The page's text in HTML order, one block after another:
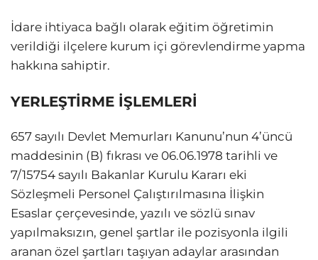
İdare ihtiyaca bağlı olarak eğitim öğretimin
verildiği ilçelere kurum içi görevlendirme yapma
hakkına sahiptir.
YERLEŞTİRME İŞLEMLERİ
657 sayılı Devlet Memurları Kanunu’nun 4’üncü
maddesinin (B) fıkrası ve 06.06.1978 tarihli ve
7/15754 sayılı Bakanlar Kurulu Kararı eki
Sözleşmeli Personel Çalıştırılmasına İlişkin
Esaslar çerçevesinde, yazılı ve sözlü sınav
yapılmaksızın, genel şartlar ile pozisyonla ilgili
aranan özel şartları taşıyan adaylar arasından